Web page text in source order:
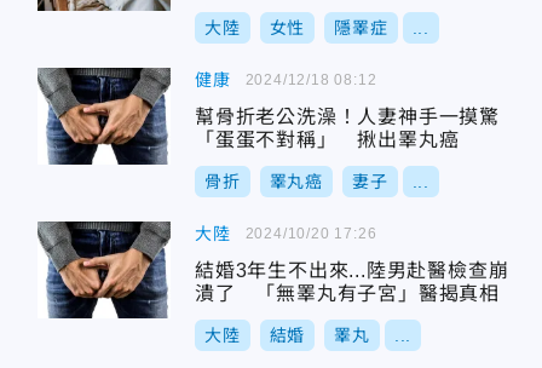
大陸 女性 隱睪症
健康
幫骨折老公洗澡！人妻神手一摸驚
「蛋蛋不對稱」 揪出睪丸癌
骨折 睪丸癌 妻子
2024/12/18 08:12
大陸
結婚3年生不出來...陸男赴醫檢查崩
潰了 「無睪丸有子宮」醫揭真相
大陸 結婚 睪丸
2024/10/20 17:26